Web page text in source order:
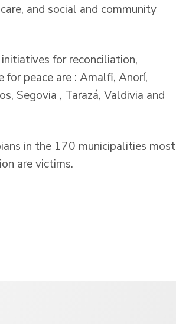
and social and community
for reconciliation,
peace are : Amalfi, Anorí,
Segovia , Tarazá, Valdivia and
in the 170 municipalities most
are victims.